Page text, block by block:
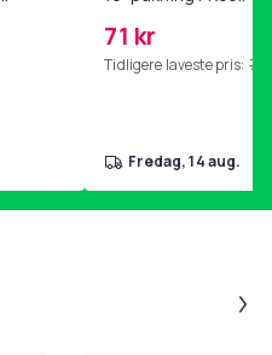
71 kr
Tidligere laveste pris: 76
fredag, 14 aug.